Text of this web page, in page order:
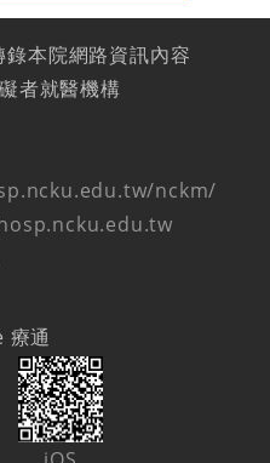
本院網路資訊內容
者就醫機構
nckm/
療通